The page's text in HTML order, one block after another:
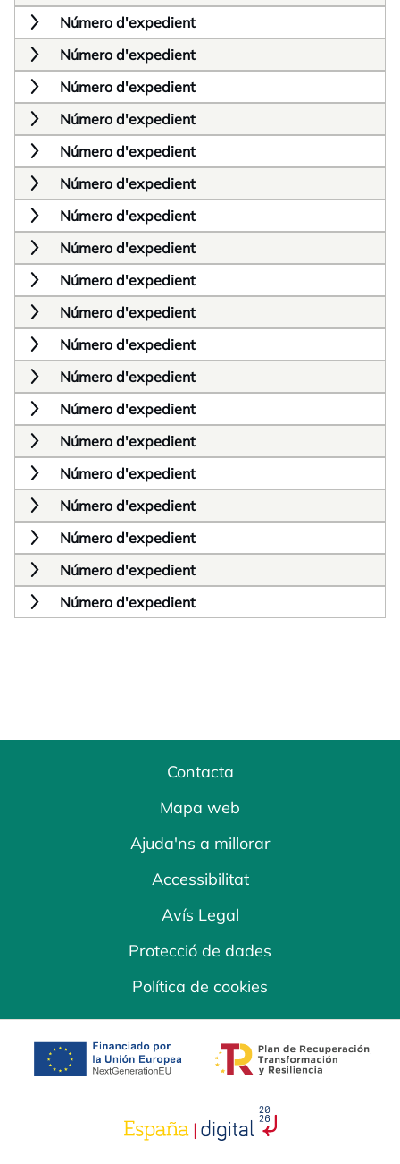
Número d'expedient
Número d'expedient
Número d'expedient
Número d'expedient
Número d'expedient
Número d'expedient
Número d'expedient
Número d'expedient
Número d'expedient
Número d'expedient
Número d'expedient
Número d'expedient
Número d'expedient
Número d'expedient
Número d'expedient
Número d'expedient
Número d'expedient
Número d'expedient
Número d'expedient
Contacta
Mapa web
Ajuda'ns a millorar
Accessibilitat
Avís Legal
Protecció de dades
Política de cookies
opens in a new tab opens in a new
opens in a new tab